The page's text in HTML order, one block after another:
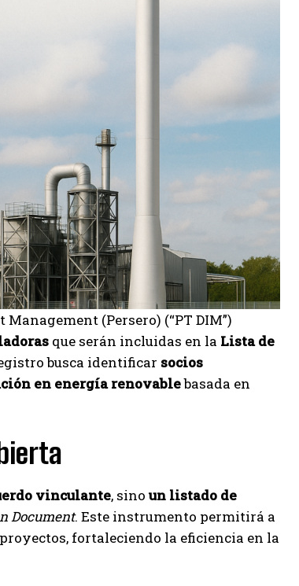
(Persero) (“PT DIM”)
que serán incluidas en la Lista de
busca identificar socios
en energía renovablebasada en
vinculante, sino un listado de
Document. Este instrumento permitirá a
fortaleciendo la eficiencia en la